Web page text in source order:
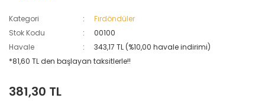
Kategori
Fırdöndüler
Stok Kodu
00100
Havale
343,17 TL (%10,00 havale indirimi)
*81,60 TL den başlayan taksitlerle!!
381,30 TL